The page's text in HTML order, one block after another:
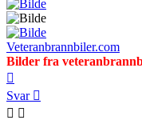
Veteranbrannbiler.com
Bilder fra
Svar